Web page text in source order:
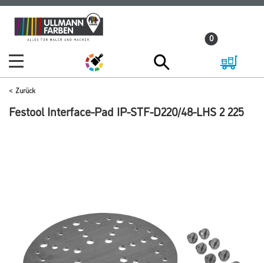
Zum
Inhalt
Zum
Navigationsmenü
0
Zurück
Festool Interface-Pad IP-STF-D220/48-LHS 2 225